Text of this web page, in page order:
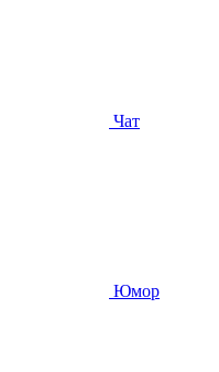
Чат
Юмор